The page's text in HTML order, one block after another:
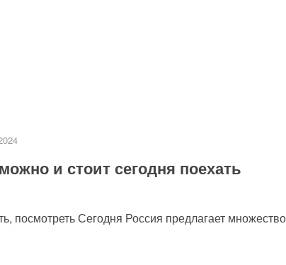
и стоит сегодня поехать
посмотреть Сегодня Россия предлагает множество